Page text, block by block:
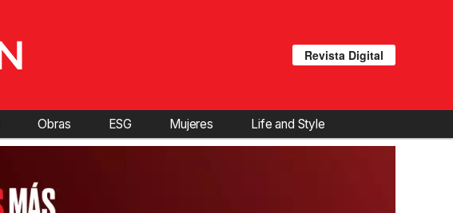
Revista Digital
Obras ESG Mujeres Life and Style